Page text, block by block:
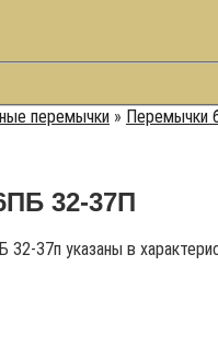
перемычки » Перемычки
32-37П
37п указаны в